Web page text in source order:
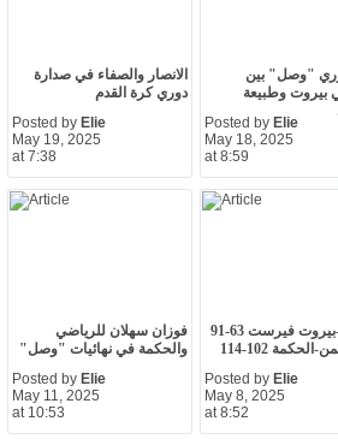
الانصار والصفاء في صدارة
دوري كرة القدم
Posted by Elie
May 19, 2025
at 7:38
"وصل" بين
بيروت وطبيعة
Posted by Elie
May 18, 2025
at 8:59
فوزان سهلان للرياضي
والحكمة في نهائيات "وصل"
Posted by Elie
May 11, 2025
at 10:53
حراجل-بيروت فيرست 63-91
102-114
Posted by Elie
May 8, 2025
at 8:52